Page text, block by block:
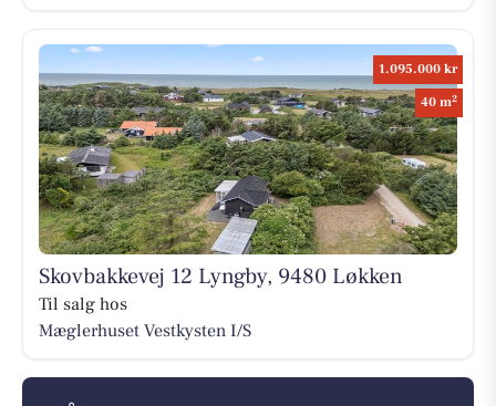
1.095.000 kr
40 m2
Skovbakkevej 12 Lyngby, 9480 Løkken
Til salg hos
Mæglerhuset Vestkysten I/S